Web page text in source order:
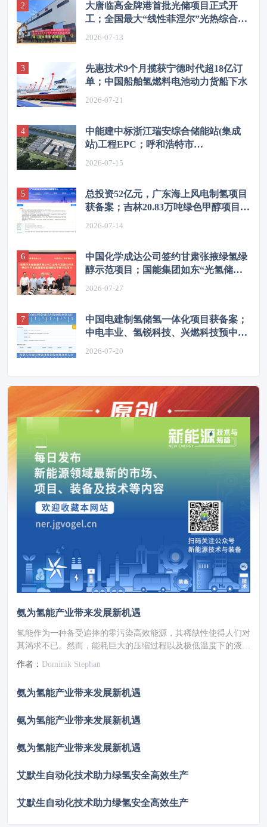
大唐临高金牌港首批光储项目正式开
工；全国最大“线性菲涅尔”光热综合能
2026-07-13
先惠技术9个月揽获宁德时代超18亿订
单；中国船舶氢燃料电池动力货船下水
2026-07-21
中能建中标浙江瑞安综合储能站(集成
站)工程EPC；呼和浩特市
2026-07-15
总投资52亿元，广东海上风电制氢项目
获备案；吉林20.83万吨绿色甲醇项目获
2026-07-14
中国化学成达公司签约甘肃张掖绿氢绿
醇示范项目；国能集团如东“光氢储一
2026-07-27
中国电建制氢储氢一体化项目获备案；
中电丰业、氢锐科技、兴燃科技预中标
2026-07-20
氨为氢能产业带来发展新机遇
氢能作为一种备受追捧的零污染高效能源，其稀缺性使得人们对
其渴求不已。然而，能耗巨大的压缩过程以及极低温度下的液化
环节，被视为通往氢能转型之路上的重大障碍。在此背景下，氨
成为热门的替代选项，尽管这种物质带有些许气味，但它有望成
作者： Dominik Stephan
氨为氢能产业带来发展新机遇
氨为氢能产业带来发展新机遇
氨为氢能产业带来发展新机遇
艾默生自动化技术助力绿氢安全高效生产
艾默生自动化技术助力绿氢安全高效生产